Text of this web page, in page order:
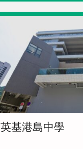
英基港島中學